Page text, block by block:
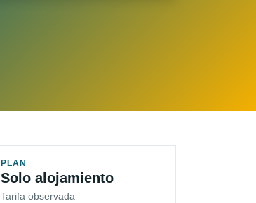
PLAN
Solo alojamiento
Tarifa observada